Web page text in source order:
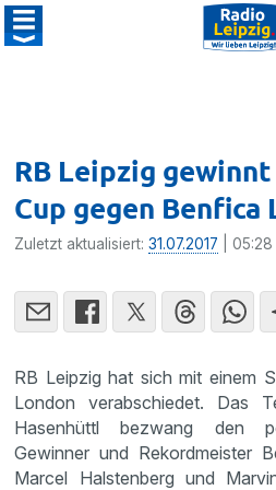
RB Leipzig
Cup gegen Benfica
Zuletzt aktualisiert:31.07.2017 |
RB Leipzig hat sich mit einem
London verab­schiedet. Das
Hasen­hüttl bezwang den
Gewinner und Rekord­meister
Marcel Halsten­berg und